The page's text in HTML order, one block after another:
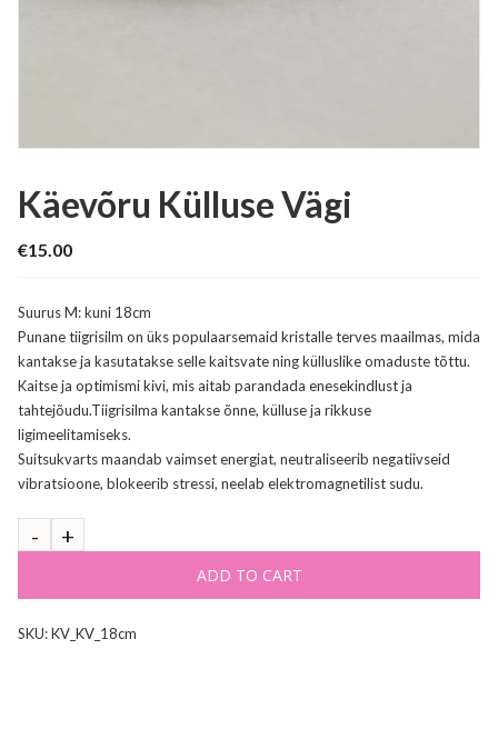
Käevõru Külluse Vägi
€15.00
Suurus M: kuni 18cm
Punane tiigrisilm on üks populaarsemaid kristalle terves maailmas, mida
kantakse ja kasutatakse selle kaitsvate ning külluslike omaduste tõttu.
Kaitse ja optimismi kivi, mis aitab parandada enesekindlust ja
tahtejõudu.Tiigrisilma kantakse õnne, külluse ja rikkuse
ligimeelitamiseks.
Suitsukvarts maandab vaimset energiat, neutraliseerib negatiivseid
vibratsioone, blokeerib stressi, neelab elektromagnetilist sudu.
ADD TO CART
SKU:KV_KV_18cm